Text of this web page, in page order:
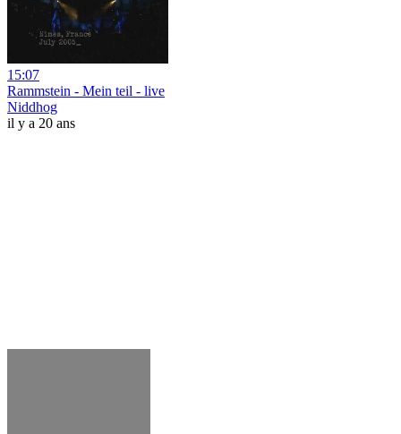
15:07
Rammstein - Mein teil - live
Niddhog
il y a 20 ans